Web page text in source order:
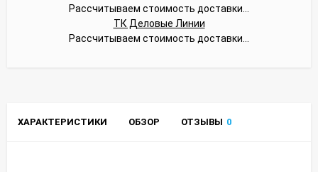
Рассчитываем стоимость доставки...
ТК Деловые Линии
Рассчитываем стоимость доставки...
ХАРАКТЕРИСТИКИ ОБЗОР ОТЗЫВЫ 0